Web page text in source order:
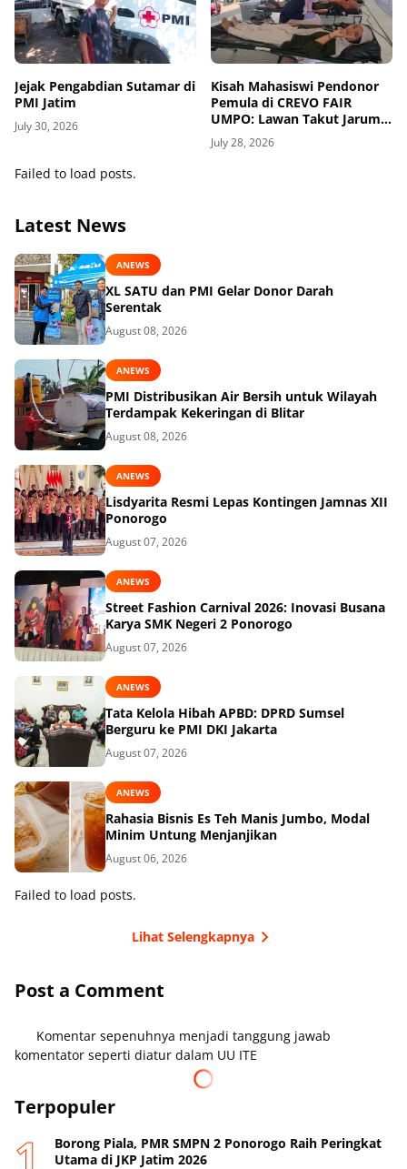
Jejak Pengabdian Sutamar di
PMI Jatim
July 30, 2026
Kisah Mahasiswi Pendonor
Pemula di CREVO FAIR
UMPO: Lawan Takut Jarum
Suntik demi Kemanusiaan
July 28, 2026
Failed to load posts.
Latest News
ANEWS
XL SATU dan PMI Gelar Donor Darah
Serentak
August 08, 2026
ANEWS
PMI Distribusikan Air Bersih untuk Wilayah
Terdampak Kekeringan di Blitar
August 08, 2026
ANEWS
Lisdyarita Resmi Lepas Kontingen Jamnas XII
Ponorogo
August 07, 2026
ANEWS
Street Fashion Carnival 2026: Inovasi Busana
Karya SMK Negeri 2 Ponorogo
August 07, 2026
ANEWS
Tata Kelola Hibah APBD: DPRD Sumsel
Berguru ke PMI DKI Jakarta
August 07, 2026
ANEWS
Rahasia Bisnis Es Teh Manis Jumbo, Modal
Minim Untung Menjanjikan
August 06, 2026
Failed to load posts.
Lihat Selengkapnya
Post a Comment
Komentar sepenuhnya menjadi tanggung jawab
komentator seperti diatur dalam UU ITE
Terpopuler
Borong Piala, PMR SMPN 2 Ponorogo Raih Peringkat
Utama di JKP Jatim 2026